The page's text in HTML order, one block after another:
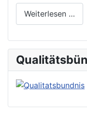
Weiterlesen …